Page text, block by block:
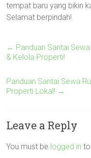
tempat baru yang bikin
Selamat berpindah!
← Panduan Santai
& Kelola Properti!
Panduan Santai Sewa
Properti Lokal! →
Leave a Reply
You must be logged in